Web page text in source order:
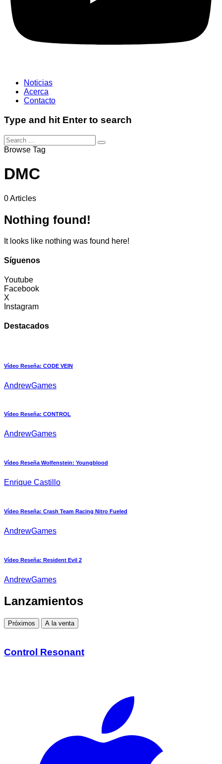
Noticias
Acerca
Contacto
Type and hit Enter to search
Browse Tag
DMC
0 Articles
Nothing found!
It looks like nothing was found here!
Síguenos
Youtube
Facebook
X
Instagram
Destacados
Vídeo Reseña: CODE VEIN
AndrewGames
Vídeo Reseña: CONTROL
AndrewGames
Vídeo Reseña Wolfenstein: Youngblood
Enrique Castillo
Vídeo Reseña: Crash Team Racing Nitro Fueled
AndrewGames
Vídeo Reseña: Resident Evil 2
AndrewGames
Lanzamientos
Próximos A la venta
Control Resonant